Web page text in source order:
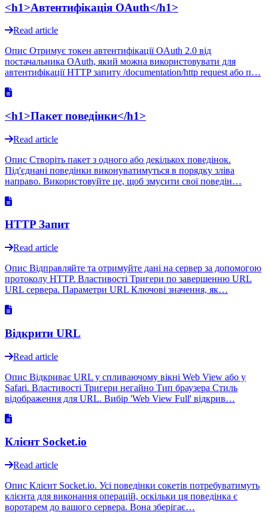
<h1>Автентифікація OAuth</h1>
Read article
Опис Отримує токен автентифікації OAuth 2.0 від
постачальника OAuth, який можна використовувати для
автентифікації HTTP запиту /documentation/http request або п…
<h1>Пакет поведінки</h1>
Read article
Опис Створіть пакет з одного або декількох поведінок.
Під'єднані поведінки виконуватимуться в порядку зліва
направо. Використовуйте це, щоб змусити свої поведін…
HTTP Запит
Read article
Опис Відправляйте та отримуйте дані на сервер за допомогою
протоколу HTTP. Властивості Тригери по завершенню URL
URL сервера. Параметри URL Ключові значення, як…
Відкрити URL
Read article
Опис Відкриває URL у спливаючому вікні Web View або у
Safari. Властивості Тригери негайно Тип браузера Стиль
відображення для URL. Вибір 'Web View Full' відкрив…
Клієнт Socket.io
Read article
Опис Клієнт Socket.io. Усі поведінки сокетів потребуватимуть
клієнта для виконання операцій, оскільки ця поведінка є
воротарем до вашого сервера. Вона зберігає…